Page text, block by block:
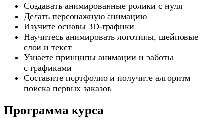
Создавать анимированные ролики с нуля
Делать персонажную анимацию
Изучите основы 3D-графики
Научитесь анимировать логотипы, шейповые
слои и текст
Узнаете принципы анимации и работы
с графиками
Составите портфолио и получите алгоритм
поиска первых заказов
Программа курса